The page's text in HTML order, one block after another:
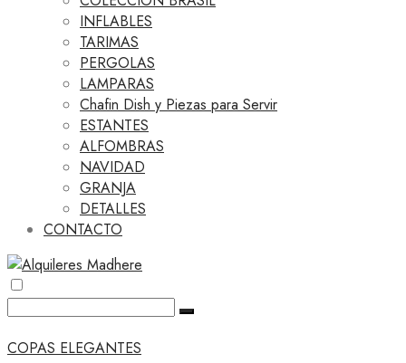
INFLABLES
TARIMAS
PERGOLAS
LAMPARAS
Chafin Dish y Piezas para Servir
ESTANTES
ALFOMBRAS
NAVIDAD
GRANJA
DETALLES
CONTACTO
COPAS ELEGANTES